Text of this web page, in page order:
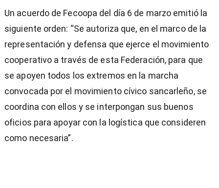
Un acuerdo de Fecoopa del día 6 de marzo emitió la
siguiente orden: “Se autoriza que, en el marco de la
representación y defensa que ejerce el movimiento
cooperativo a través de esta Federación, para que
se apoyen todos los extremos en la marcha
convocada por el movimiento cívico sancarleño, se
coordina con ellos y se interpongan sus buenos
oficios para apoyar con la logística que consideren
como necesaria”.